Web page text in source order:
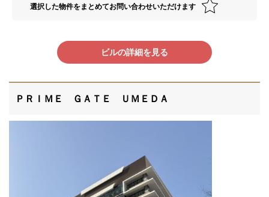
選択した物件をまとめてお問い合わせいただけます
ビルの詳細を見る
ＰＲＩＭＥ ＧＡＴＥ ＵＭＥＤＡ